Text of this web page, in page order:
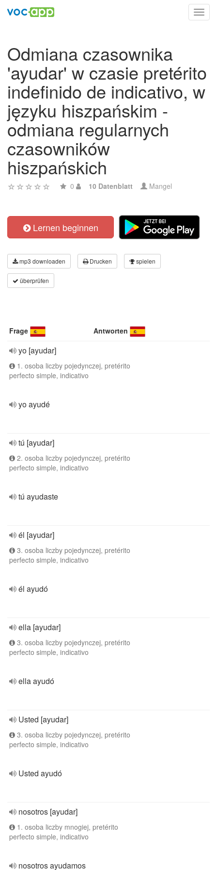
Odmiana czasownika
'ayudar' w czasie pretérito
indefinido de indicativo, w
języku hiszpańskim -
odmiana regularnych
czasowników
hiszpańskich
0 10 Datenblatt Mangel
Lernen beginnen
mp3 downloaden Drucken spielen
überprüfen
Frage Antworten
yo [ayudar]
1. osoba liczby pojedynczej, pretérito
perfecto simple, indicativo
yo ayudé
tú [ayudar]
2. osoba liczby pojedynczej, pretérito
perfecto simple, indicativo
tú ayudaste
él [ayudar]
3. osoba liczby pojedynczej, pretérito
perfecto simple, indicativo
él ayudó
ella [ayudar]
3. osoba liczby pojedynczej, pretérito
perfecto simple, indicativo
ella ayudó
Usted [ayudar]
3. osoba liczby pojedynczej, pretérito
perfecto simple, indicativo
Usted ayudó
nosotros [ayudar]
1. osoba liczby mnogiej, pretérito
perfecto simple, indicativo
nosotros ayudamos